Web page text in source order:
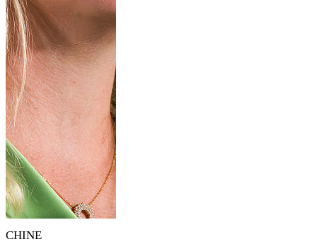
CHINE